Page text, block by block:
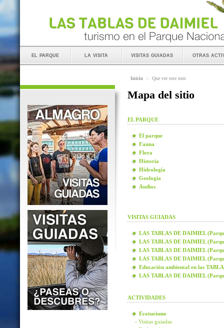
el parque la visita visitas guiadas otras
Inicio :: Que ver este mes
Mapa del sitio
EL PARQUE
El parque
Fauna
Flora
Historia
Hidrología
Geología
Audios
VISITAS GUIADAS
LAS TABLAS DE DAIMIEL
LAS TABLAS DE DAIMIEL
LAS TABLAS DE DAIMIEL
LAS TABLAS DE DAIMIEL
Educación ambiental en las
LAS TABLAS DE DAIMIEL
ACTIVIDADES
Ecoturismo
- Visitas guiadas